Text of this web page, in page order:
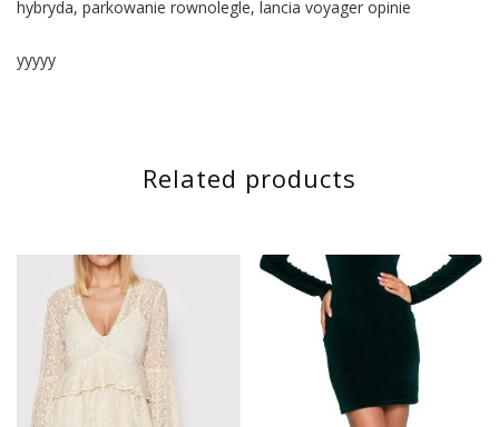
hybryda, parkowanie rownolegle, lancia voyager opinie
yyyyy
Related products